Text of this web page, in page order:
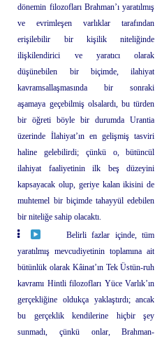
dönemin filozofları Brahman’ı yaratılmış
ve evrimleşen varlıklar tarafından
erişilebilir bir kişilik niteliğinde
ilişkilendirici ve yaratıcı olarak
düşünebilen bir biçimde, ilahiyat
kavramsallaşmasında bir sonraki
aşamaya geçebilmiş olsalardı, bu türden
bir öğreti böyle bir durumda Urantia
üzerinde İlahiyat’ın en gelişmiş tasviri
haline gelebilirdi; çünkü o, bütüncül
ilahiyat faaliyetinin ilk beş düzeyini
kapsayacak olup, geriye kalan ikisini de
muhtemel bir biçimde tahayyül edebilen
bir niteliğe sahip olacaktı.
Belirli fazlar içinde, tüm
yaratılmış mevcudiyetinin toplamına ait
bütünlük olarak Kâinat’ın Tek Üstün-ruh
kavramı Hintli filozofları Yüce Varlık’ın
gerçekliğine oldukça yaklaştırdı; ancak
bu gerçeklik kendilerine hiçbir şey
sunmadı, çünkü onlar, Brahman-